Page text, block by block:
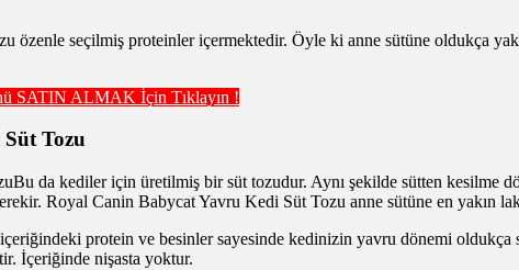
özenle seçilmiş proteinler içermektedir. Öyle ki anne sütüne oldukça
SATIN ALMAK İçin Tıklayın !
Tozu
Bu da kediler için üretilmiş bir süt tozudur. Aynı şekilde sütten kesilme
Royal Canin Babycat Yavru Kedi Süt Tozu anne sütüne en yakın
protein ve besinler sayesinde kedinizin yavru dönemi oldukça
İçeriğinde nişasta yoktur.